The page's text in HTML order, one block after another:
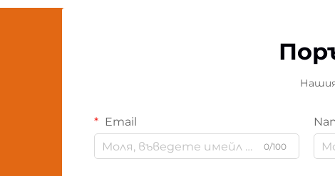
Email
0/100